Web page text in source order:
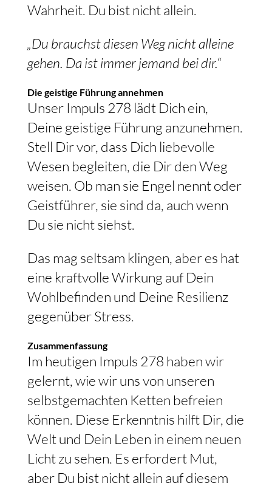
Wahrheit. Du bist nicht allein.
„Du brauchst diesen Weg nicht alleine
gehen. Da ist immer jemand bei dir.“
Die geistige Führung annehmen
Unser Impuls 278 lädt Dich ein,
Deine geistige Führung anzunehmen.
Stell Dir vor, dass Dich liebevolle
Wesen begleiten, die Dir den Weg
weisen. Ob man sie Engel nennt oder
Geistführer, sie sind da, auch wenn
Du sie nicht siehst.
Das mag seltsam klingen, aber es hat
eine kraftvolle Wirkung auf Dein
Wohlbefinden und Deine Resilienz
gegenüber Stress.
Zusammenfassung
Im heutigen Impuls 278 haben wir
gelernt, wie wir uns von unseren
selbstgemachten Ketten befreien
können. Diese Erkenntnis hilft Dir, die
Welt und Dein Leben in einem neuen
Licht zu sehen. Es erfordert Mut,
aber Du bist nicht allein auf diesem